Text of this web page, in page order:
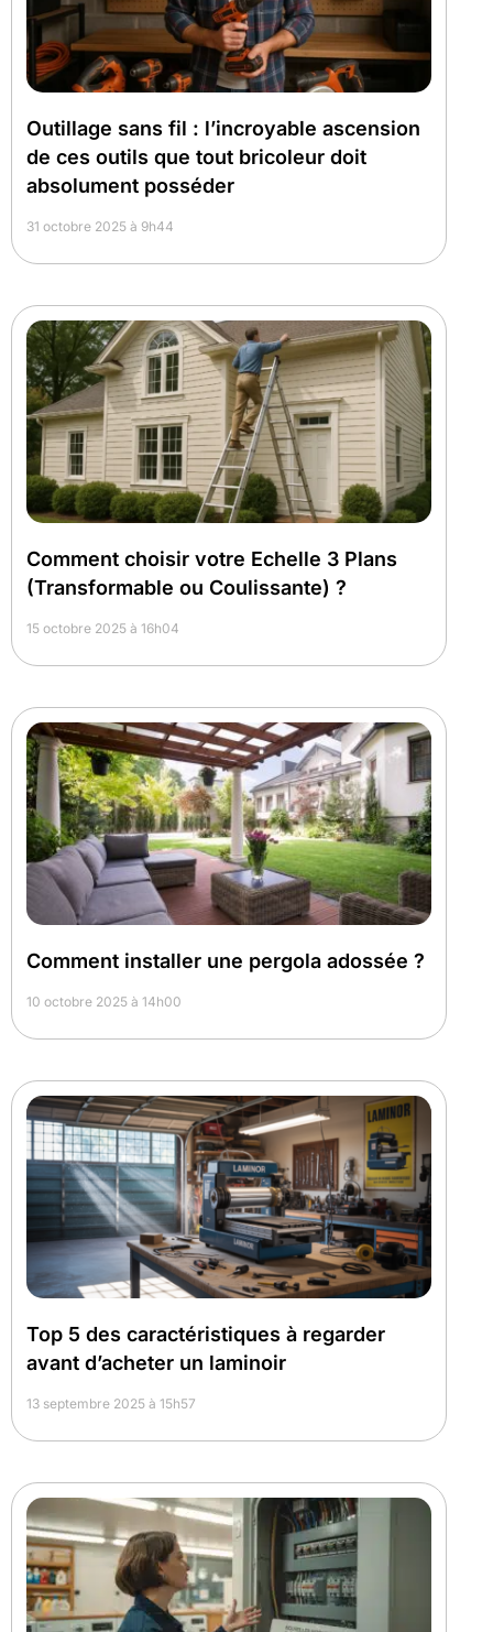
Outillage sans fil : l’incroyable ascension
de ces outils que tout bricoleur doit
absolument posséder
31 octobre 2025 à 9h44
Comment choisir votre Echelle 3 Plans
(Transformable ou Coulissante) ?
15 octobre 2025 à 16h04
Comment installer une pergola adossée ?
10 octobre 2025 à 14h00
Top 5 des caractéristiques à regarder
avant d’acheter un laminoir
13 septembre 2025 à 15h57